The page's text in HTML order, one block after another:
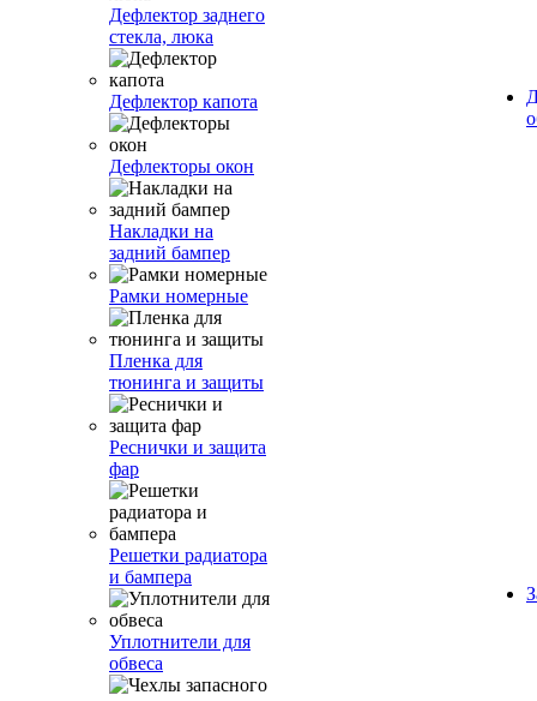
Дефлектор заднего
стекла, люка
Дефлектор капота
Дефлекторы окон
Накладки на
задний бампер
Рамки номерные
Пленка для
тюнинга и защиты
Реснички и защита
фар
Решетки радиатора
и бампера
Уплотнители для
обвеса